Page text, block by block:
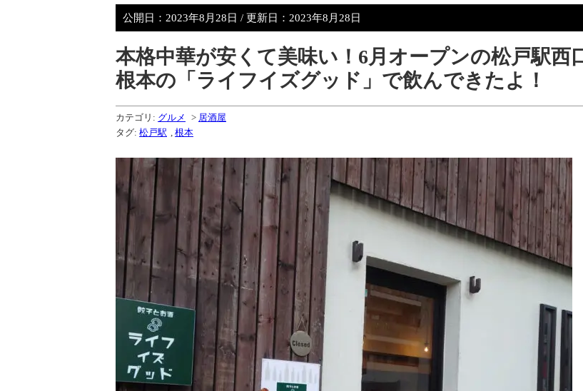
公開日： 2023年8月28日 / 更新日： 2023年8月28日
本格中華が安くて美味い！6月オープンの松戸駅西
根本の「ライフイズグッド」で飲んできたよ！
カテゴリ: グルメ > 居酒屋
タグ: 松戸駅 根本